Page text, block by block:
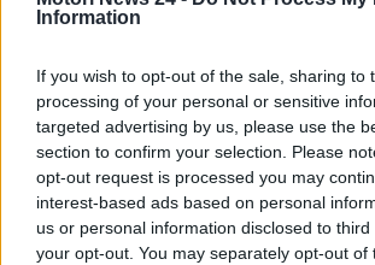
Information
If you wish to opt-out of the sale, sharing to
processing of your personal or sensitive
targeted advertising by us, please use the
section to confirm your selection. Please
opt-out request is processed you may
interest-based ads based on personal
us or personal information disclosed to
your opt-out. You may separately opt-out of
illuminare la strada nel modo giusto
Per apportare una lucidatura corretta
molti a recarsi dal carrozziere. Questa
però, costerà circa 50 euro a faro e,
totale potrebbe arrivare fino a oltre
evitare tutto ciò, esiste un prodotto
economico da poter acquistare su